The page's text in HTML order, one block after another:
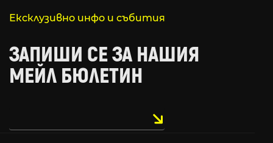
Ексклузивно инфо и събития
ЗАПИШИ СЕ ЗА НАШИЯ
МЕЙЛ БЮЛЕТИН